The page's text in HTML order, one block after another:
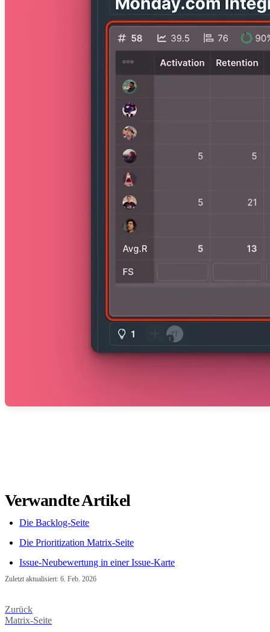
Verwandte Artikel
Die Backlog-Seite
Die Prioritization Matrix-Seite
Issue-Neubewertung in einer Issue-Karte
Zuletzt aktualisiert: 6. Feb. 2026
Zurück
Matrix-Seite